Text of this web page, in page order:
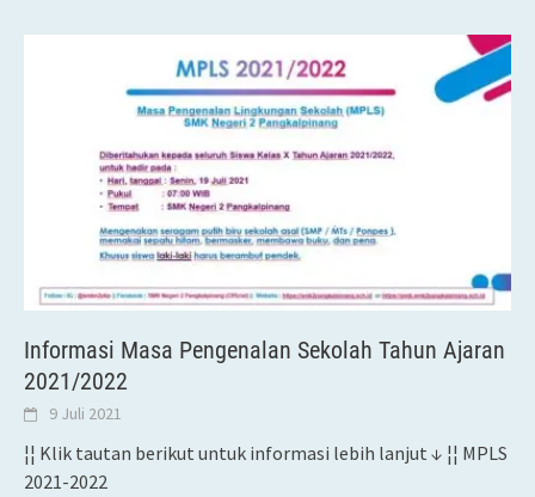
Informasi Masa Pengenalan Sekolah Tahun Ajaran
2021/2022
9 Juli 2021
¦¦ Klik tautan berikut untuk informasi lebih lanjut ↓ ¦¦ MPLS
2021-2022